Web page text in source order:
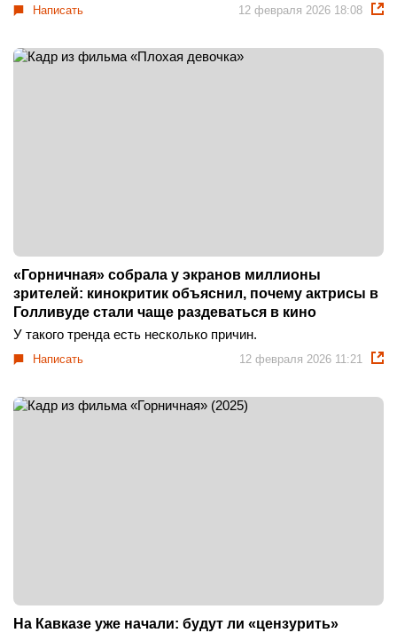
Написать 12 февраля 2026 18:08
«Горничная» собрала у экранов миллионы
зрителей: кинокритик объяснил, почему актрисы в
Голливуде стали чаще раздеваться в кино
У такого тренда есть несколько причин.
Написать 12 февраля 2026 11:21
На Кавказе уже начали: будут ли «цензурить»